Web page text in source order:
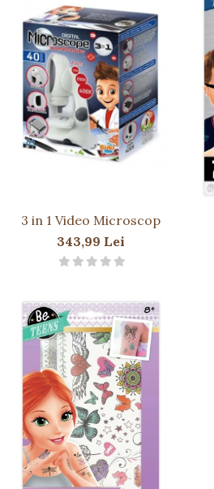
Diverse
Păpuși
Mașinuțe
0-1 Ani
2-4 Ani
5-7 Ani
3 in 1 Video Microscop
343,99 Lei